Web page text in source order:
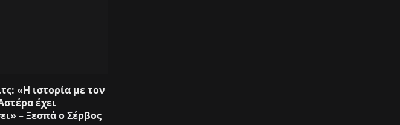
«Η ιστορία με τον
έχει
– Ξεσπά ο Σέρβος